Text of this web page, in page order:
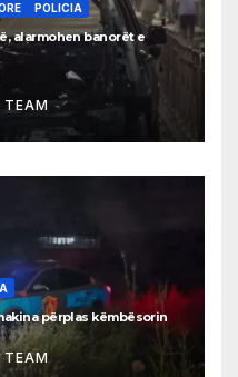
POLICIA
alarmohen banorët e
TEAM
përplas këmbësorin
TEAM